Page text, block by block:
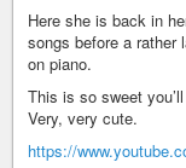
Here she is back in
songs before a rather
on piano.
This is so sweet
Very, very cute.
https://